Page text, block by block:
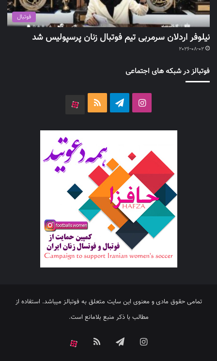
فوتبال
نیلوفر اردلان سرمربی تیم فوتبال زنان پرسپولیس شد
2026-08-02
فوتبالز در شبکه های اجتماعی
اینستاگرامتلگرام خوراک
تمامی حقوق مادی و معنوی این سایت متعلق به فوتبالز میباشد. استفاده از
مطالب با ذکر منبع بلامانع است.
اینستاگرامتلگرام خوراک